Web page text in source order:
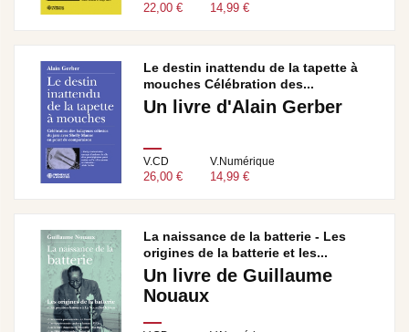
22,00 € 14,99 €
Le destin inattendu de la tapette à
mouches Célébration des...
Un livre d'Alain Gerber
V.CD
26,00 €
V.Numérique
14,99 €
La naissance de la batterie - Les
origines de la batterie et les...
Un livre de Guillaume
Nouaux